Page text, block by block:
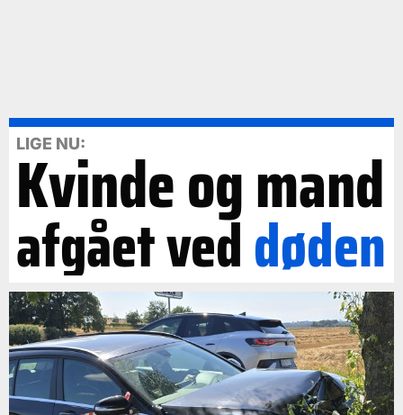
LIGE NU:
Kvinde og mand
afgået veddøden